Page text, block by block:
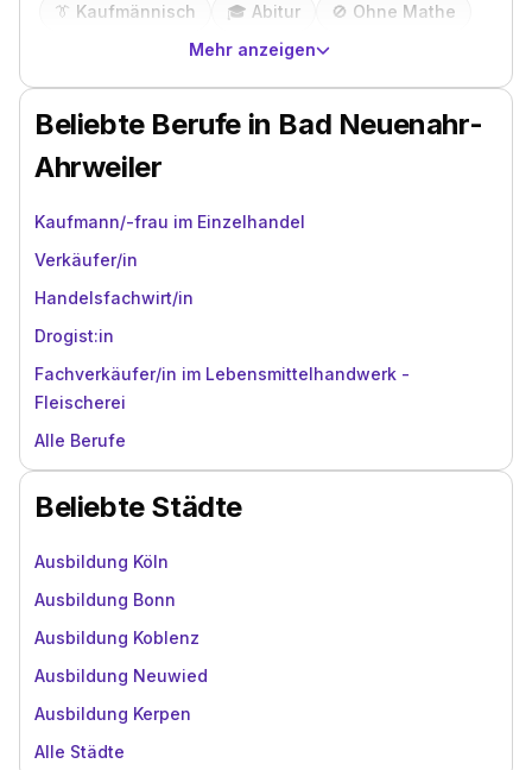
👔 Kaufmännisch 🎓️ Abitur 🚫 Ohne Mathe
Mehr anzeigen
Beliebte Berufe in Bad Neuenahr-
Ahrweiler
Kaufmann/-frau im Einzelhandel
Verkäufer/in
Handelsfachwirt/in
Drogist:in
Fachverkäufer/in im Lebensmittelhandwerk -
Fleischerei
Alle Berufe
Beliebte Städte
Ausbildung Köln
Ausbildung Bonn
Ausbildung Koblenz
Ausbildung Neuwied
Ausbildung Kerpen
Alle Städte